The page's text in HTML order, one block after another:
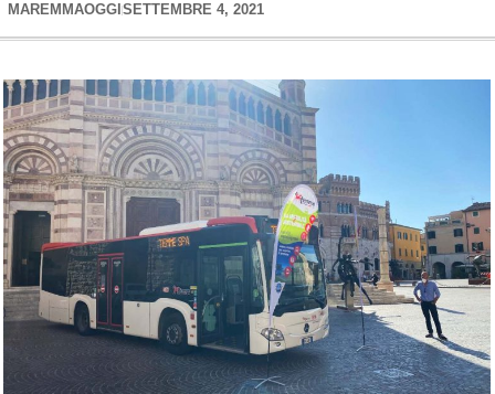
MAREMMAOGGI SETTEMBRE 4, 2021